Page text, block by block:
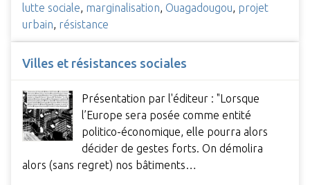
lutte sociale marginalisation Ouagadougou projet
urbain résistance
Villes et résistances sociales
Présentation par l'éditeur : "Lorsque
l’Europe sera posée comme entité
politico-économique, elle pourra alors
décider de gestes forts. On démolira
alors (sans regret) nos bâtiments…